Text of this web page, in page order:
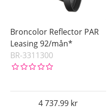
Broncolor Reflector PAR
Leasing 92/mån*
BR-3311300
4 737.99